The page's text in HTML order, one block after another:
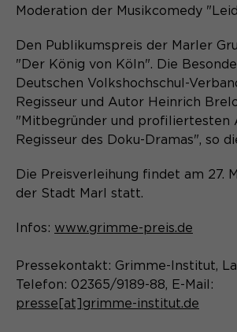
Moderation der Musikcomedy
Den Publikumspreis der Marler
"Der König von Köln". Die
Deutschen Volkshochschul-
Regisseur und Autor Heinrich
"Mitbegründer und profiliertesten
Regisseur des Doku-Dramas", so
Die Preisverleihung findet am 27.
der Stadt Marl statt.
Infos: www.grimme-preis.de
Pressekontakt: Grimme-Institut,
Telefon: 02365/9189-88, E-Mail:
presse[at]grimme-institut.de